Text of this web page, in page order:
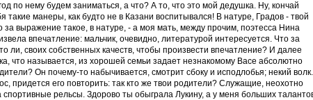
по нему будем заниматься, а что? А то, что это мой дедушка. Ну, кончай
такие манеры, как будто не в Казани воспитывался! В натуре, Градов - твой
за выражение такое, в натуре, - а моя мать, между прочим, поэтесса Нина
впечатление: мальчик, очевидно, литературой интересуется. Что за
ли, своих собственных качеств, чтобы произвести впечатление? И далее
что называется, из хорошей семьи задает незнакомому Васе абсолютно
Он почему-то набычивается, смотрит сбоку и исподлобья; некий волк.
придется его повторить: так кто же твои родители? Служащие, неохотно
спортивные рельсы. Здорово ты обыграла Лукину, а у меня больших